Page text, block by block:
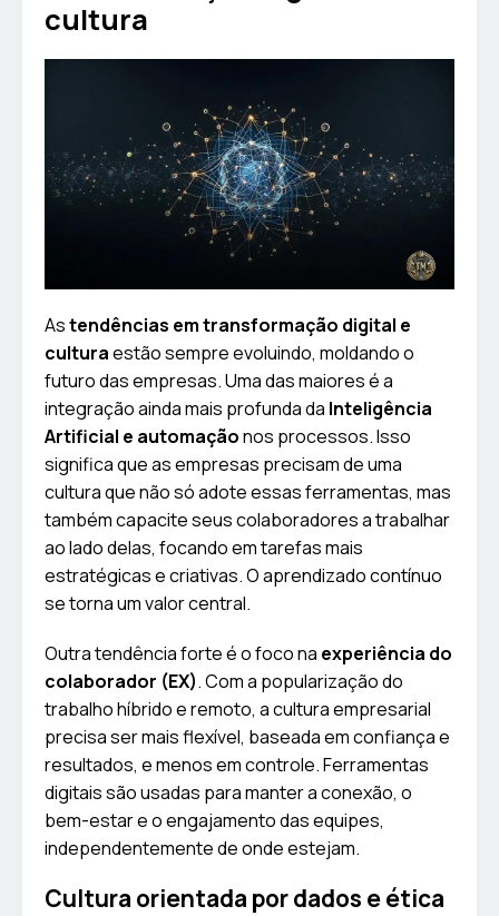
cultura
Astendências em transformação digital e
culturaestão sempre evoluindo, moldando o
futuro das empresas. Uma das maiores é a
integração ainda mais profunda da Inteligência
Artificial e automaçãonos processos. Isso
significa que as empresas precisam de uma
cultura que não só adote essas ferramentas, mas
também capacite seus colaboradores a trabalhar
ao lado delas, focando em tarefas mais
estratégicas e criativas. O aprendizado contínuo
se torna um valor central.
Outra tendência forte é o foco na experiência do
colaborador (EX). Com a popularização do
trabalho híbrido e remoto, a cultura empresarial
precisa ser mais flexível, baseada em confiança e
resultados, e menos em controle. Ferramentas
digitais são usadas para manter a conexão, o
bem-estar e o engajamento das equipes,
independentemente de onde estejam.
Cultura orientada por dados e ética